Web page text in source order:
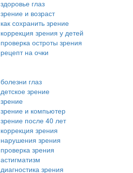
здоровье глаз
зрение и возраст
как сохранить зрение
коррекция зрения у детей
проверка остроты зрения
рецепт на очки
болезни глаз
детское зрение
зрение
зрение и компьютер
зрение после 40 лет
коррекция зрения
нарушения зрения
проверка зрения
астигматизм
диагностика зрения